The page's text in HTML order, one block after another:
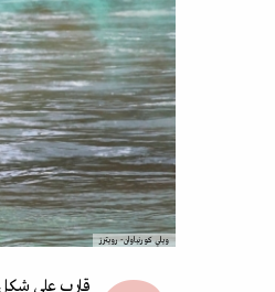
ويلي كورنياوان- رويترز
قارب على شكل